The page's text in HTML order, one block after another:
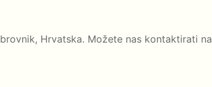
Hrvatska. Možete nas kontaktirati na